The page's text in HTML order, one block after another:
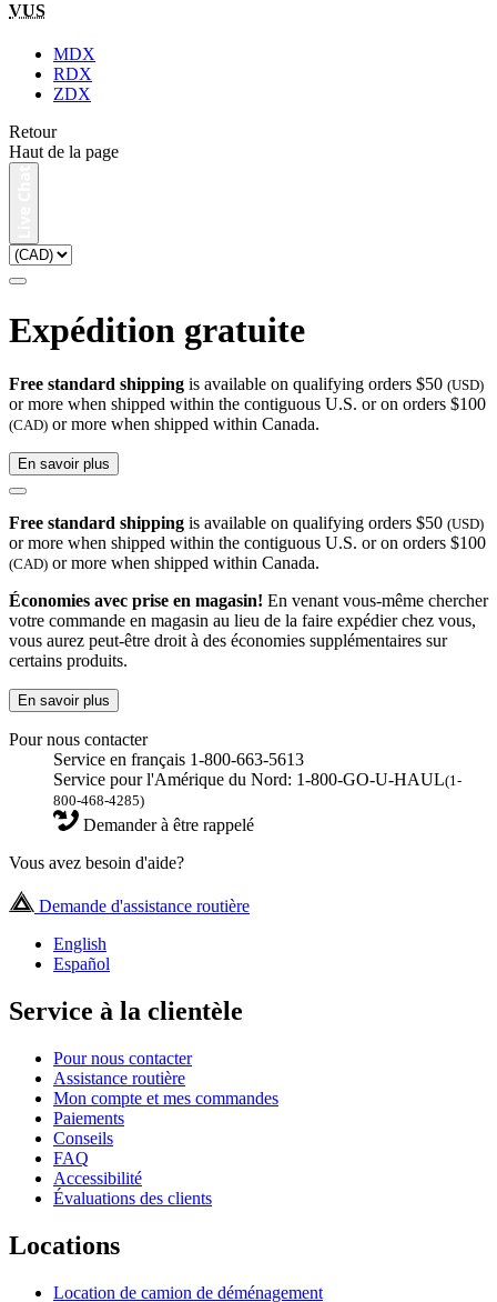
VUS
MDX
RDX
ZDX
Retour
Haut de la page
Expédition gratuite
Free standard shipping is available on qualifying orders $50 (USD)
or more when shipped within the contiguous U.S. or on orders $100
(CAD) or more when shipped within Canada.
En savoir plus
Free standard shipping is available on qualifying orders $50 (USD)
or more when shipped within the contiguous U.S. or on orders $100
(CAD) or more when shipped within Canada.
Économies avec prise en magasin! En venant vous-même chercher
votre commande en magasin au lieu de la faire expédier chez vous,
vous aurez peut-être droit à des économies supplémentaires sur
certains produits.
En savoir plus
Pour nous contacter
Service en français 1-800-663-5613
Service pour l'Amérique du Nord: 1-800-GO-U-HAUL(1-
800-468-4285)
Demander à être rappelé
Vous avez besoin d'aide?
Demande d'assistance routière
English
Español
Service à la clientèle
Pour nous contacter
Assistance routière
Mon compte et mes commandes
Paiements
Conseils
FAQ
Accessibilité
Évaluations des clients
Locations
Location de camion de déménagement